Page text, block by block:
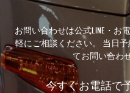
お問い合わせは公式LINE・お
軽にご相談ください。 当日
てお問い合わ
今すぐお電話で